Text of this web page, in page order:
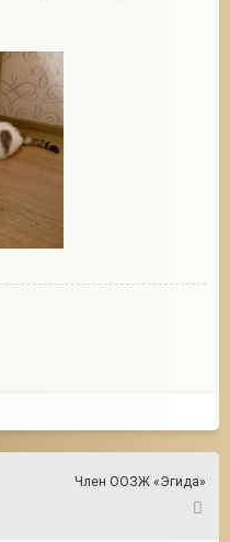
Член ООЗЖ «Эгида»